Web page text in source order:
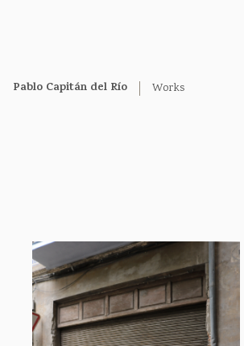
Pablo Capitán del Río Works